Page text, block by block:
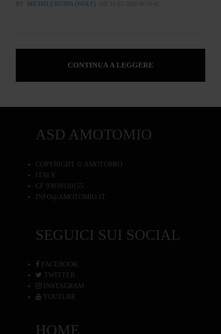
BY MICHELE RUBIN (WOLF) ON 31-07-2026 00:30:42
CONTINUA A LEGGERE
ASD AMOTOMIO
COPYRIGHT © AMOTOMIO
ITALY
CF 93039110155
INFO@AMOTOMIO.IT
SEGUICI SUI SOCIAL
FACEBOOK
TWITTER
INSTAGRAM
YOUTUBE
HOME